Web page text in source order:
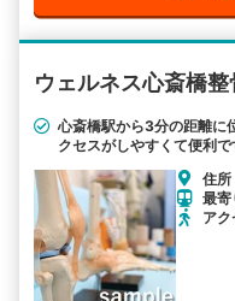
ウェルネス心斎橋整
心斎橋駅から3分の距離に
クセスがしやすくて便利で
住
最寄
ア